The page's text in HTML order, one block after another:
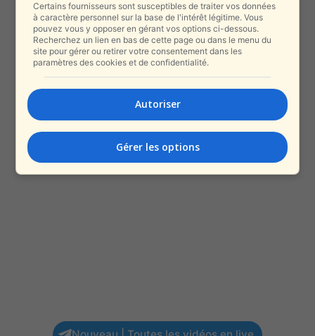
Certains fournisseurs sont susceptibles de traiter vos données
à caractère personnel sur la base de l'intérêt légitime. Vous
pouvez vous y opposer en gérant vos options ci-dessous.
Recherchez un lien en bas de cette page ou dans le menu du
site pour gérer ou retirer votre consentement dans les
paramètres des cookies et de confidentialité.
Autoriser
Gérer les options